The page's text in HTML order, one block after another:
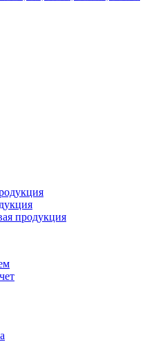
продукция